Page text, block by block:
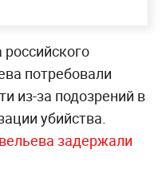
потребовали
из-за подозрений в
убийства.
задержали